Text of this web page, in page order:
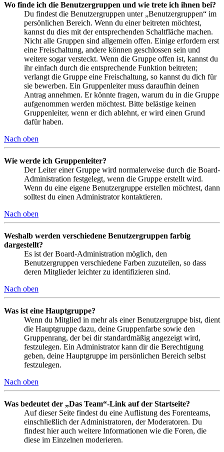
Wo finde ich die Benutzergruppen und wie trete ich ihnen bei?
Du findest die Benutzergruppen unter „Benutzergruppen“ im
persönlichen Bereich. Wenn du einer beitreten möchtest,
kannst du dies mit der entsprechenden Schaltfläche machen.
Nicht alle Gruppen sind allgemein offen. Einige erfordern erst
eine Freischaltung, andere können geschlossen sein und
weitere sogar versteckt. Wenn die Gruppe offen ist, kannst du
ihr einfach durch die entsprechende Funktion beitreten;
verlangt die Gruppe eine Freischaltung, so kannst du dich für
sie bewerben. Ein Gruppenleiter muss daraufhin deinen
Antrag annehmen. Er könnte fragen, warum du in die Gruppe
aufgenommen werden möchtest. Bitte belästige keinen
Gruppenleiter, wenn er dich ablehnt, er wird einen Grund
dafür haben.
Nach oben
Wie werde ich Gruppenleiter?
Der Leiter einer Gruppe wird normalerweise durch die Board-
Administration festgelegt, wenn die Gruppe erstellt wird.
Wenn du eine eigene Benutzergruppe erstellen möchtest, dann
solltest du einen Administrator kontaktieren.
Nach oben
Weshalb werden verschiedene Benutzergruppen farbig
dargestellt?
Es ist der Board-Administration möglich, den
Benutzergruppen verschiedene Farben zuzuteilen, so dass
deren Mitglieder leichter zu identifizieren sind.
Nach oben
Was ist eine Hauptgruppe?
Wenn du Mitglied in mehr als einer Benutzergruppe bist, dient
die Hauptgruppe dazu, deine Gruppenfarbe sowie den
Gruppenrang, der bei dir standardmäßig angezeigt wird,
festzulegen. Ein Administrator kann dir die Berechtigung
geben, deine Hauptgruppe im persönlichen Bereich selbst
festzulegen.
Nach oben
Was bedeutet der „Das Team“-Link auf der Startseite?
Auf dieser Seite findest du eine Auflistung des Forenteams,
einschließlich der Administratoren, der Moderatoren. Du
findest hier auch weitere Informationen wie die Foren, die
diese im Einzelnen moderieren.